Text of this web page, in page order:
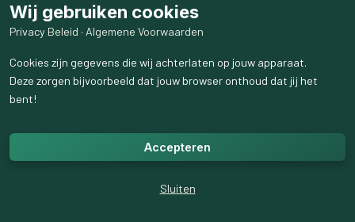
Wij gebruiken cookies
Privacy Beleid · Algemene Voorwaarden
Cookies zijn gegevens die wij achterlaten op jouw apparaat.
Deze zorgen bijvoorbeeld dat jouw browser onthoud dat jij het
bent!
Accepteren
Sluiten